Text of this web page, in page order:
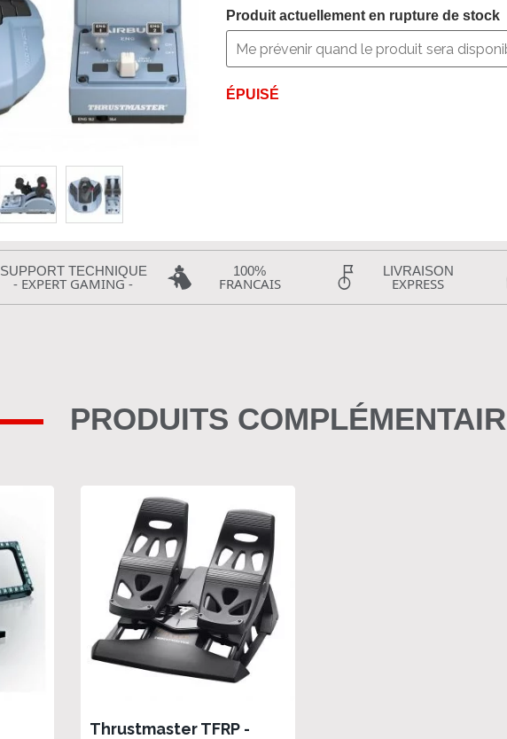
Produit actuellement en rupture de stock
ÉPUISÉ
SUPPORT TECHNIQUE
- EXPERT GAMING -
100%
FRANCAIS
LIVRAISON
EXPRESS
PRODUITS
Thrustmaster TFRP -